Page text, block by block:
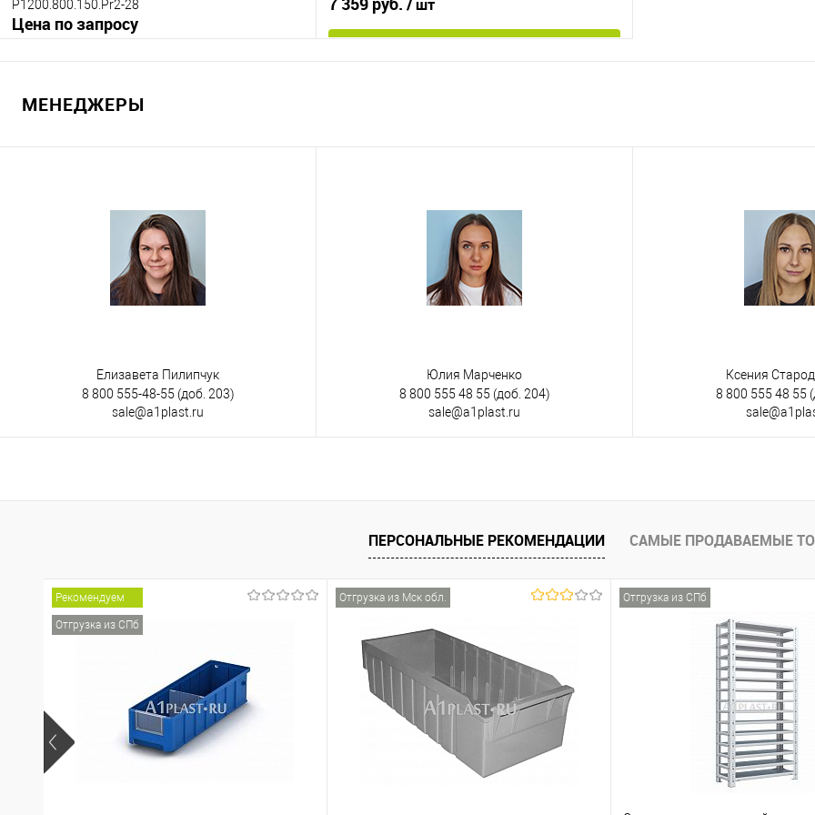
Р1200.800.150.Pr2-28
Цена по запросу
на 3-х полозьях
/ шт
МЕНЕДЖЕРЫ
Елизавета Пилипчук
8 800 555-48-55(доб. 203)
sale@a1plast.ru
Юлия Марченко
8 800 555 48 55(доб. 204)
sale@a1plast.ru
Ксения
8 800 555 48 55
ПЕРСОНАЛЬНЫЕ РЕКОМЕНДАЦИИ САМЫЕ ПРОДАВАЕМЫЕ
Рекомендуем
Отгрузка из СПб
Отгрузка из Мск обл. Отгрузка из СПб